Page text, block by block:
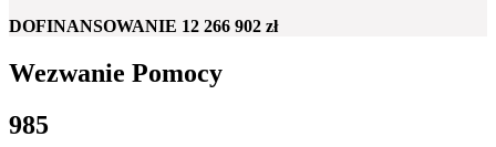
DOFINANSOWANIE 12 266 902 zł
Wezwanie Pomocy
985